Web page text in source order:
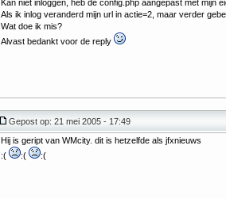
Kan niet inloggen, heb de config.php aangepast met mijn
Als ik inlog veranderd mijn url in actie=2, maar verder
Wat doe ik mis?
Alvast bedankt voor de reply
Gepost op: 21 mei 2005 - 17:49
Hij is geript van WMcity. dit is hetzelfde als jfxnieuws
:(
:( :(